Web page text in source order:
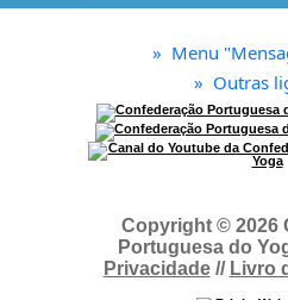
» Menu
» Outras
Copyright © 2026
Portuguesa do
Privacidade// Livro